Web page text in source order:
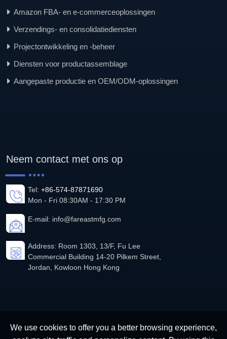
Amazon FBA- en e-commerceoplossingen
Verzendings- en consolidatiediensten
Projectontwikkeling en -beheer
Diensten voor productassemblage
Aangepaste productie en OEM/ODM-oplossingen
Neem contact met ons op
Tel: +86-574-87871690
Mon - Fri 08:30AM - 17:30 PM
E-mail: info@fareastmfg.com
Address: Room 1303, 13/F, Fu Lee
Commercial Building 14-20 Pilkem Street,
Jordan, Kowloon Hong Kong
We use cookies to offer you a better browsing experience,